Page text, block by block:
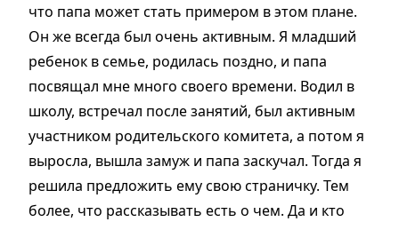
что папа может стать примером в этом плане.
Он же всегда был очень активным. Я младший
ребенок в семье, родилась поздно, и папа
посвящал мне много своего времени. Водил в
школу, встречал после занятий, был активным
участником родительского комитета, а потом я
выросла, вышла замуж и папа заскучал. Тогда я
решила предложить ему свою страничку. Тем
более, что рассказывать есть о чем. Да и кто